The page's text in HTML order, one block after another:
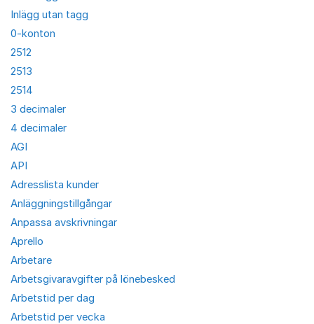
Inlägg utan tagg
0-konton
2512
2513
2514
3 decimaler
4 decimaler
AGI
API
Adresslista kunder
Anläggningstillgångar
Anpassa avskrivningar
Aprello
Arbetare
Arbetsgivaravgifter på lönebesked
Arbetstid per dag
Arbetstid per vecka